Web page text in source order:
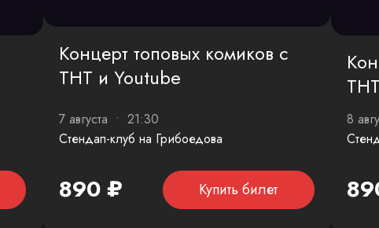
Концерт топовых комиков с
ТНТ и Youtube
7 августа • 21:30
Стендап-клуб на Грибоедова
890 ₽ Купить билет
8